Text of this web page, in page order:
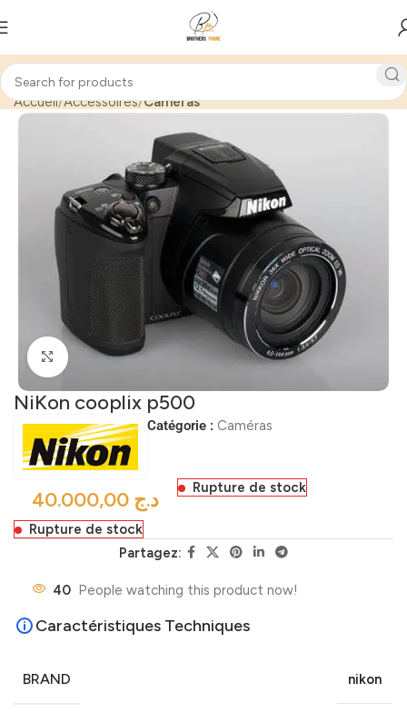
Accueil Accessoires Caméras
Click to enlarge
NiKon cooplix p500
Catégorie : Caméras
د.ج Rupture de stock
Rupture de stock
Partagez:
40 People watching this product now!
Caractéristiques Techniques
BRAND nikon